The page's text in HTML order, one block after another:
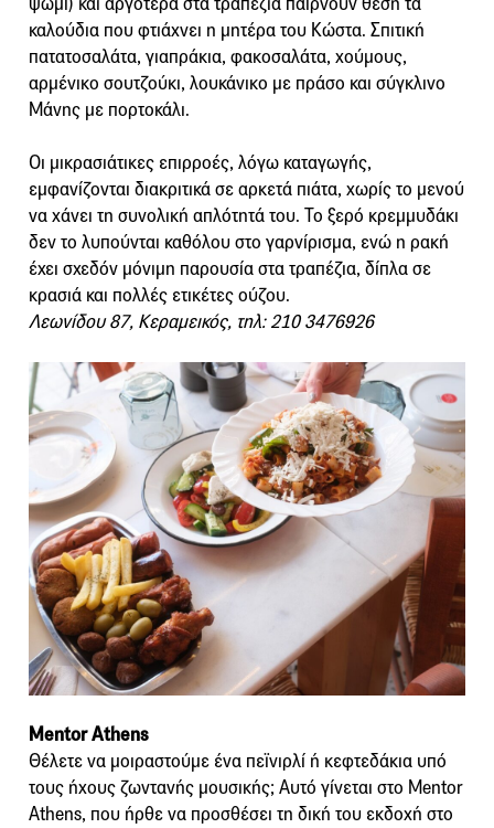
καλούδια που φτιάχνει η μητέρα του Κώστα. Σπιτική
πατατοσαλάτα, γιαπράκια, φακοσαλάτα, χούμους,
αρμένικο σουτζούκι, λουκάνικο με πράσο και σύγκλινο
Μάνης με πορτοκάλι.
Οι μικρασιάτικες επιρροές, λόγω καταγωγής,
εμφανίζονται διακριτικά σε αρκετά πιάτα, χωρίς το μενού
να χάνει τη συνολική απλότητά του. Το ξερό κρεμμυδάκι
δεν το λυπούνται καθόλου στο γαρνίρισμα, ενώ η ρακή
έχει σχεδόν μόνιμη παρουσία στα τραπέζια, δίπλα σε
κρασιά και πολλές ετικέτες ούζου.
Λεωνίδου 87, Κεραμεικός, τηλ: 210 3476926
Mentor Athens
Θέλετε να μοιραστούμε ένα πεϊνιρλί ή κεφτεδάκια υπό
τους ήχους ζωντανής μουσικής; Αυτό γίνεται στο Mentor
Athens, που ήρθε να προσθέσει τη δική του εκδοχή στο